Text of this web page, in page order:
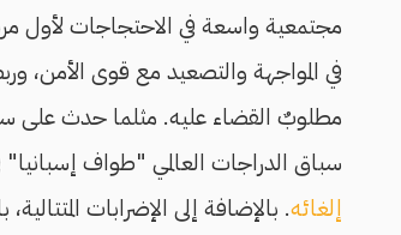
مجتمعية واسعة في الاحتجاجات لأول
في المواجهة والتصعيد مع قوى الأمن،
مطلوبٌ القضاء عليه. مثلما حدث على
سباق الدراجات العالمي "طواف
إلغائه. بالإضافة إلى الإضرابات